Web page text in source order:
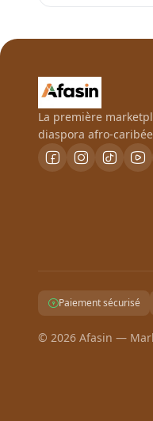
La première
diaspora afro-
Paiement sécurisé
© 2026 Afasin —